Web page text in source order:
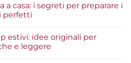
a casa: i segreti per preparare i
perfetti
estivi: idee originali per
e leggere